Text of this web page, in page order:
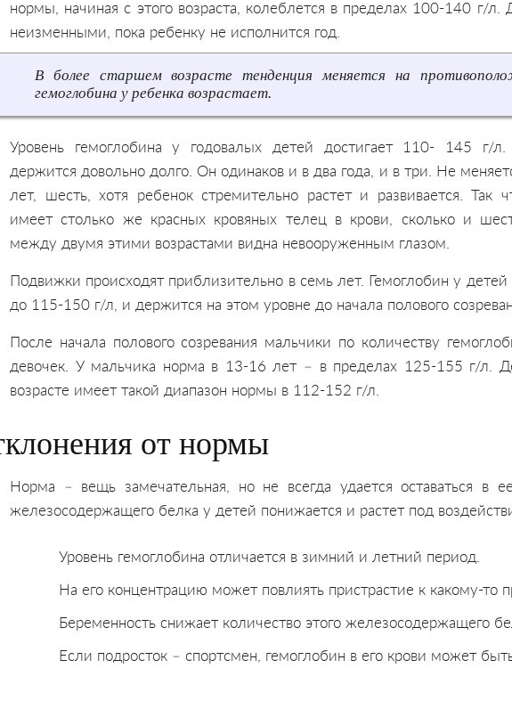
нормы, начиная с этого возраста, колеблется в пределах 100-140 г/
неизменными, пока ребенку не исполнится год.
В более старшем возрасте тенденция меняется на
гемоглобина у ребенка возрастает.
Уровень гемоглобина у годовалых детей достигает 110- 145 г/
держится довольно долго. Он одинаков и в два года, и в три. Не
лет, шесть, хотя ребенок стремительно растет и развивается. Так
имеет столько же красных кровяных телец в крови, сколько и
между двумя этими возрастами видна невооруженным глазом.
Подвижки происходят приблизительно в семь лет. Гемоглобин у детей
до 115-150 г/л, и держится на этом уровне до начала полового
После начала полового созревания мальчики по количеству
девочек. У мальчика норма в 13-16 лет – в пределах 125-155 г/л.
возрасте имеет такой диапазон нормы в 112-152 г/л.
от нормы
Норма – вещь замечательная, но не всегда удается оставаться в
железосодержащего белка у детей понижается и растет под
Уровень гемоглобина отличается в зимний и летний период.
На его концентрацию может повлиять пристрастие к какому-то
Беременность снижает количество этого железосодержащего
Если подросток – спортсмен, гемоглобин в его крови может